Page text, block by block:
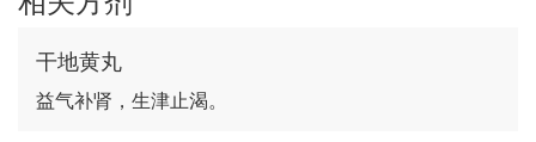
干地黄丸
益气补肾，生津止渴。